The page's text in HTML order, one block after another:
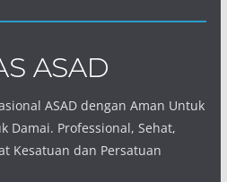
ASAD dengan Aman Untuk
Damai. Professional, Sehat,
Kesatuan dan Persatuan